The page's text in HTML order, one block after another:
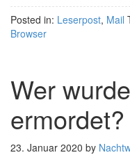
Posted in: Leserpost, Mail
Browser
Wer
ermordet?
23. Januar 2020 by